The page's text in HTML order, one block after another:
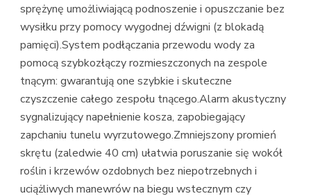
sprężynę umożliwiającą podnoszenie i opuszczanie bez
wysiłku przy pomocy wygodnej dźwigni (z blokadą
pamięci).System podłączania przewodu wody za
pomocą szybkozłączy rozmieszczonych na zespole
tnącym: gwarantują one szybkie i skuteczne
czyszczenie całego zespołu tnącego.Alarm akustyczny
sygnalizujący napełnienie kosza, zapobiegający
zapchaniu tunelu wyrzutowego.Zmniejszony promień
skrętu (zaledwie 40 cm) ułatwia poruszanie się wokół
roślin i krzewów ozdobnych bez niepotrzebnych i
uciążliwych manewrów na biegu wstecznym czy